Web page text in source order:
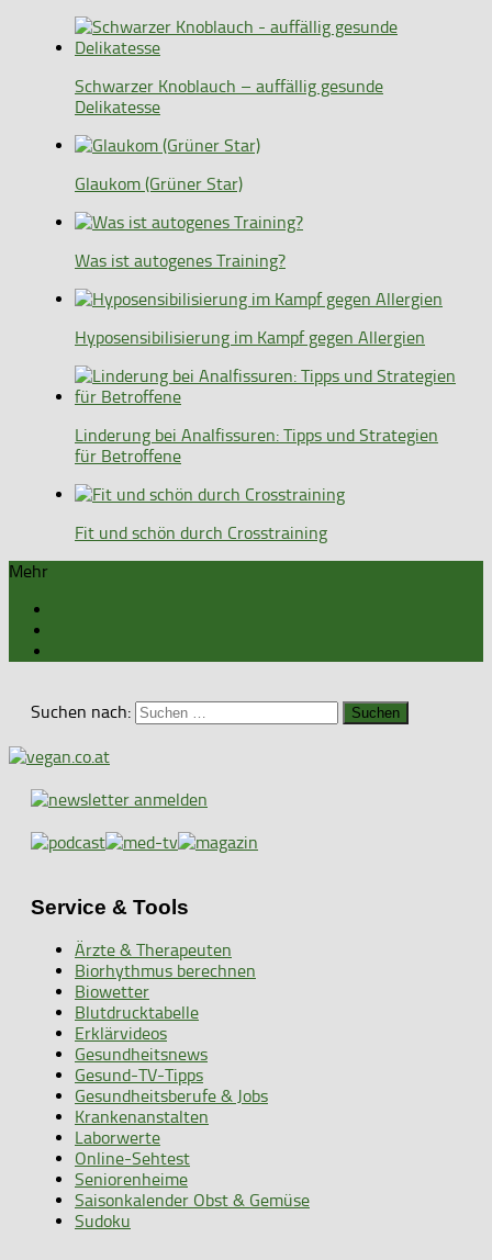
Schwarzer Knoblauch – auffällig gesunde
Delikatesse
Glaukom (Grüner Star)
Was ist autogenes Training?
Hyposensibilisierung im Kampf gegen Allergien
Linderung bei Analfissuren: Tipps und Strategien
für Betroffene
Fit und schön durch Crosstraining
Mehr
Suchen nach:
Service & Tools
Ärzte & Therapeuten
Biorhythmus berechnen
Biowetter
Blutdrucktabelle
Erklärvideos
Gesundheitsnews
Gesund-TV-Tipps
Gesundheitsberufe & Jobs
Krankenanstalten
Laborwerte
Online-Sehtest
Seniorenheime
Saisonkalender Obst & Gemüse
Sudoku